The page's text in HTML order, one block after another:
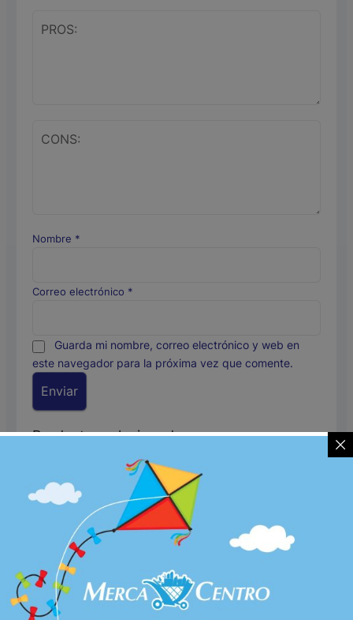
Nombre *
Correo electrónico *
Guarda mi nombre, correo electrónico y web en
este navegador para la próxima vez que comente.
Productos relacionados
Licores
Licores
Licores